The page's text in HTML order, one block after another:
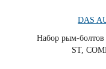
DAS
Набор рым-болтов
ST,